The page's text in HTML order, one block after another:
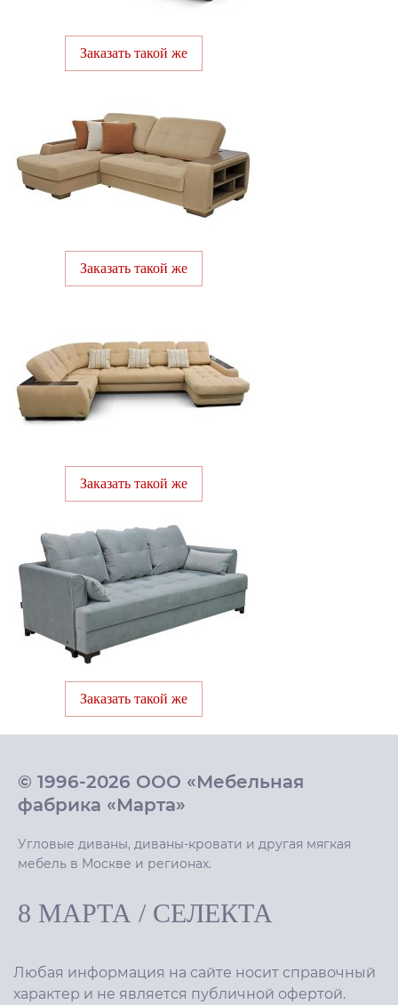
Заказать такой же
Заказать такой же
Заказать такой же
Заказать такой же
© 1996-2026 ООО «Мебельная
фабрика «Марта»
Угловые диваны, диваны-кровати и другая мягкая
мебель в Москве и регионах.
8 МАРТА / СЕЛЕКТА
Любая информация на сайте носит справочный
характер и не является публичной офертой.